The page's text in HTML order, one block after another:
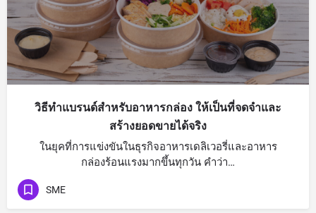
วิธีทำแบรนด์สำหรับอาหารกล่อง ให้เป็นที่จดจำและ
สร้างยอดขายได้จริง
ในยุคที่การแข่งขันในธุรกิจอาหารเดลิเวอรี่และอาหาร
กล่องร้อนแรงมากขึ้นทุกวัน คำว่า…
SME